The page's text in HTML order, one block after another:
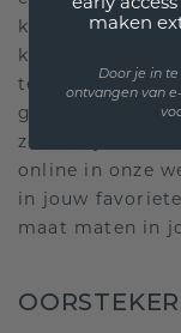
kunt stelen. Zij
kopen, maar ze
te geven voor
gewoon
zowel tijdloze,
online in onze
in jouw
maat maten in
early
maken
Door je in
ontvangen van